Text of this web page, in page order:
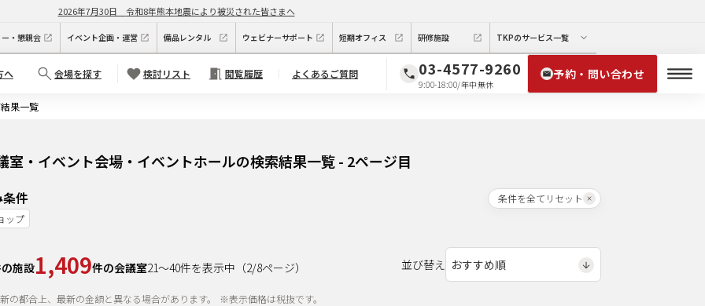
2026年7月30日 令和8年熊本地震により被災された皆さまへ
・懇親会 イベント企画・運営 備品レンタル ウェビナーサポート 短期オフィス 研修施設 TKPのサービス一覧
へ 会場を探す 検討リスト 閲覧履歴 よくあるご質問 03-4577-9260
9:00-18:00/年中無休
予約・問い合わせ
果一覧
室・イベント会場・イベントホールの検索結果一覧 - 2ページ目
件
条件を全てリセット
ップ
施設1,409件の会議室21～40件を表示中 （2/8ページ） 並び替え
の都合上、最新の金額と異なる場合があります。
※表示価格は税抜です。